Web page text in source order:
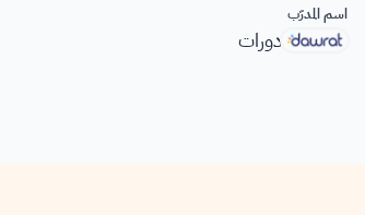
اسم المدرّب
دورات